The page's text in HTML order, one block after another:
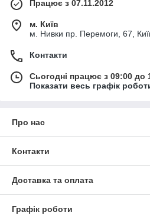
Працює з 07.11.2012
м. Київ
м. Нивки пр. Перемоги, 67,
Контакти
Сьогодні працює з 09:00 до
Показати весь графік
Про нас
Контакти
Доставка та оплата
Графік роботи